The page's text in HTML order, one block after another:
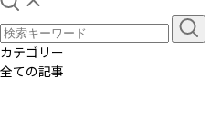
カテゴリー
全ての記事